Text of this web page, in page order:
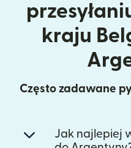
kraju
Często zadawane
Jak najlepiej